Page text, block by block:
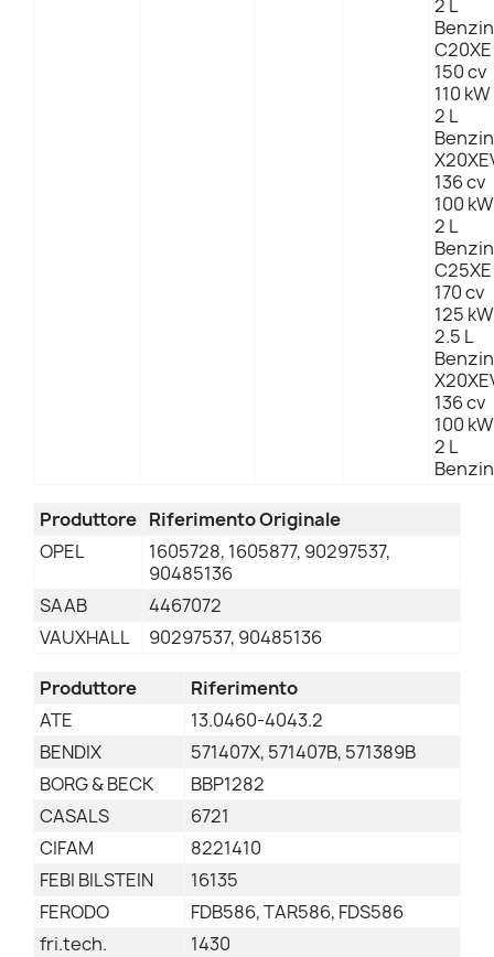
2 L
C20XE
150 cv
110 kW
2 L
136 cv
100 kW
2 L
C25XE
170 cv
125 kW
2.5 L
136 cv
100 kW
2 L
Produttore Riferimento Originale
OPEL
1605728, 1605877, 90297537,
90485136
SAAB
4467072
VAUXHALL
90297537, 90485136
Produttore
Riferimento
ATE
13.0460-4043.2
BENDIX
571407X, 571407B, 571389B
BORG & BECK
BBP1282
CASALS
6721
CIFAM
8221410
FEBI BILSTEIN
16135
FERODO
FDB586, TAR586, FDS586
fri.tech.
1430